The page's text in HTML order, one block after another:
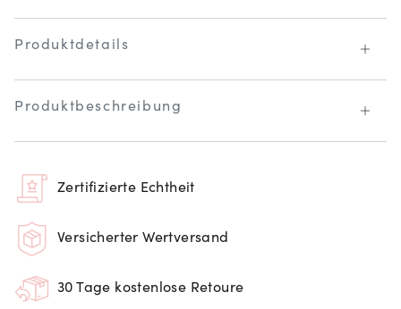
Produktdetails
Produktbeschreibung
Zertifizierte Echtheit
Versicherter Wertversand
30 Tage kostenlose Retoure